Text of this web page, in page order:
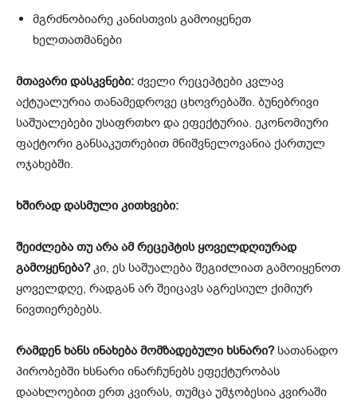
მგრძნობიარე კანისთვის გამოიყენეთ
ხელთათმანები
მთავარი დასკვნები: ძველი რეცეპტები კვლავ
აქტუალურია თანამედროვე ცხოვრებაში. ბუნებრივი
საშუალებები უსაფრთხო და ეფექტურია. ეკონომიური
ფაქტორი განსაკუთრებით მნიშვნელოვანია ქართულ
ოჯახებში.
ხშირად დასმული კითხვები:
შეიძლება თუ არა ამ რეცეპტის ყოველდღიურად
გამოყენება?კი, ეს საშუალება შეგიძლიათ გამოიყენოთ
ყოველდღე, რადგან არ შეიცავს აგრესიულ ქიმიურ
ნივთიერებებს.
რამდენ ხანს ინახება მომზადებული ხსნარი?სათანადო
პირობებში ხსნარი ინარჩუნებს ეფექტურობას
დაახლოებით ერთ კვირას, თუმცა უმჯობესია კვირაში